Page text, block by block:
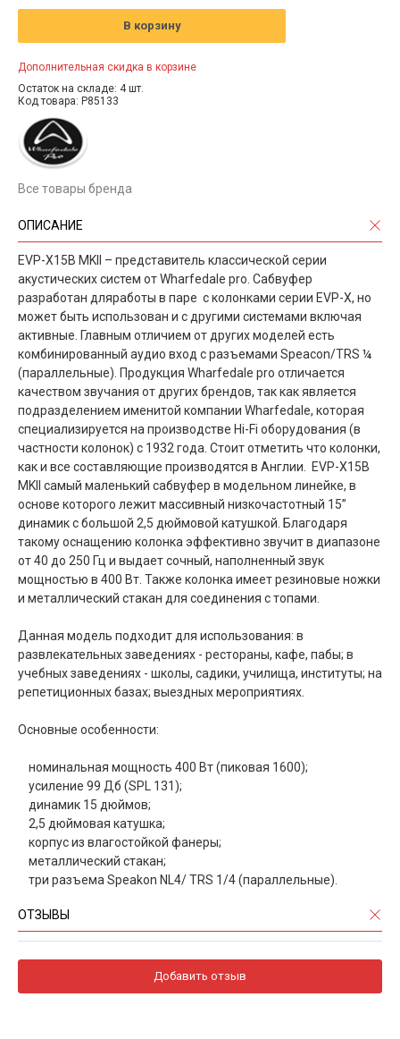
В корзину
Дополнительная скидка в корзине
Остаток на складе: 4 шт.
Код товара: P85133
Все товары бренда
ОПИСАНИЕ
EVP-X15B MKII – представитель классической серии
акустических систем от Wharfedale pro. Сабвуфер
разработан дляработы в паре с колонками серии EVP-X, но
может быть использован и с другими системами включая
активные. Главным отличием от других моделей есть
комбинированный аудио вход с разъемами Speacon/TRS ¼
(параллельные). Продукция Wharfedale pro отличается
качеством звучания от других брендов, так как является
подразделением именитой компании Wharfedale, которая
специализируется на производстве Hi-Fi оборудования (в
частности колонок) с 1932 года. Стоит отметить что колонки,
как и все составляющие производятся в Англии. EVP-X15B
MKII самый маленький сабвуфер в модельном линейке, в
основе которого лежит массивный низкочастотный 15”
динамик с большой 2,5 дюймовой катушкой. Благодаря
такому оснащению колонка эффективно звучит в диапазоне
от 40 до 250 Гц и выдает сочный, наполненный звук
мощностью в 400 Вт. Также колонка имеет резиновые ножки
и металлический стакан для соединения с топами.
Данная модель подходит для использования: в
развлекательных заведениях - рестораны, кафе, пабы; в
учебных заведениях - школы, садики, училища, институты; на
репетиционных базах; выездных мероприятиях.
Основные особенности:
номинальная мощность 400 Вт (пиковая 1600);
усиление 99 Дб (SPL 131);
динамик 15 дюймов;
2,5 дюймовая катушка;
корпус из влагостойкой фанеры;
металлический стакан;
три разъема Speakon NL4/ TRS 1/4 (параллельные).
ОТЗЫВЫ
Добавить отзыв